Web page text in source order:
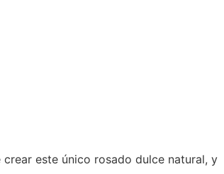
este único rosado dulce natural, y